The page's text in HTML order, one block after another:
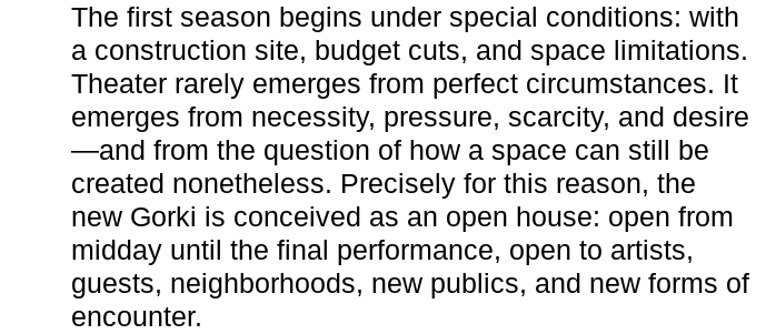
The first season begins under special conditions: with
a construction site, budget cuts, and space limitations.
Theater rarely emerges from perfect circumstances. It
emerges from necessity, pressure, scarcity, and desire
—and from the question of how a space can still be
created nonetheless. Precisely for this reason, the
new Gorki is conceived as an open house: open from
midday until the final performance, open to artists,
guests, neighborhoods, new publics, and new forms of
encounter.